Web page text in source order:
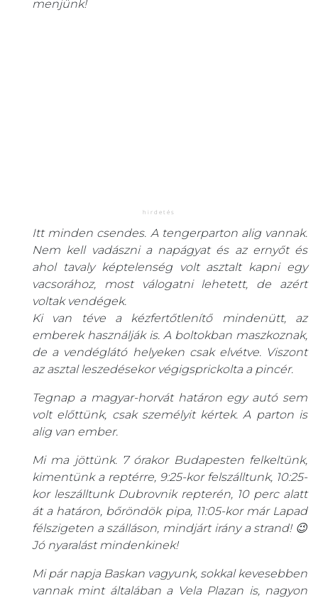
menjünk!
Itt minden csendes. A tengerparton alig vannak.
Nem kell vadászni a napágyat és az ernyőt és
ahol tavaly képtelenség volt asztalt kapni egy
vacsorához, most válogatni lehetett, de azért
voltak vendégek.
Ki van téve a kézfertőtlenítő mindenütt, az
emberek használják is. A boltokban maszkoznak,
de a vendéglátó helyeken csak elvétve. Viszont
az asztal leszedésekor végigsprickolta a pincér.
Tegnap a magyar-horvát határon egy autó sem
volt előttünk, csak személyit kértek. A parton is
alig van ember.
Mi ma jöttünk. 7 órakor Budapesten felkeltünk,
kimentünk a reptérre, 9:25-kor felszálltunk, 10:25-
kor leszálltunk Dubrovnik repterén, 10 perc alatt
át a határon, bőröndök pipa, 11:05-kor már Lapad
félszigeten a szálláson, mindjárt irány a strand! 😉
Jó nyaralást mindenkinek!
Mi pár napja Baskan vagyunk, sokkal kevesebben
vannak mint általában a Vela Plazan is, nagyon